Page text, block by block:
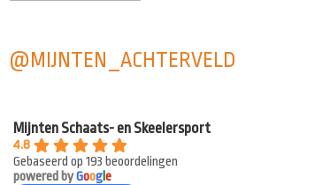
@MIJNTEN_ACHTERVELD
Mijnten Schaats- en Skeelersport
4.8
Gebaseerd op 193 beoordelingen
powered byGoogle